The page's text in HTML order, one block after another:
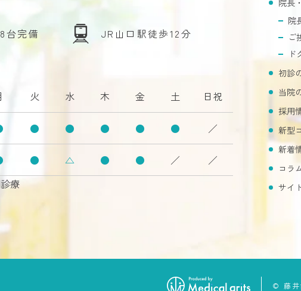
台完備 JR山口駅徒歩12分
火 水 木 金 土 日祝
● ● ● ● ● ／
● △ ● ● ／
／
療
院長
院
ご
初診
当院
採用
新型
新着
コラ
サイ
© 藤井